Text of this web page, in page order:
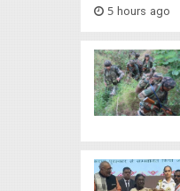
5 hours ago